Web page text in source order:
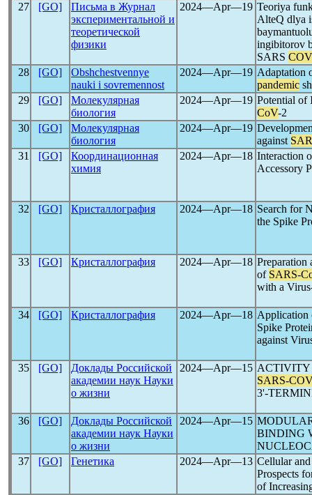
27
[GO]
Письма в Журнал
экспериментальной и
теоретической
физики
2024―Apr―19 Teoriya
AlteQ dlya
ingibitorov
SARS
28
[GO]
Obshchestvennye
nauki i sovremennost
2024―Apr―19 Adaptation
pandemic
29
[GO]
Молекулярная
биология
2024―Apr―19 Potential of
CoV-2
30
[GO]
Молекулярная
биология
2024―Apr―19
against
31
[GO]
Координационная
химия
2024―Apr―18 Interaction
Accessory
32 [GO] Кристаллография 2024―Apr―18 Search for
the Spike
33 [GO] Кристаллография 2024―Apr―18 Preparation
of SARS-
with a
34 [GO] Кристаллография 2024―Apr―18 Application
Spike
against
35 [GO]
Доклады Российской
академии наук Науки
о жизни
2024―Apr―15 ACTIVITY
SARS-COV
3'-
36 [GO]
Доклады Российской
академии наук Науки
о жизни
2024―Apr―15
BINDING
37
[GO] Генетика 2024―Apr―13 Cellular
Prospects
of